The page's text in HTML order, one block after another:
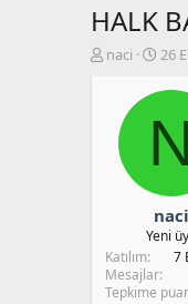
HALK
K
l
a
t
naci
B
ş
a
ı
ç
t
r
i
26
N
naci
Yeni
Katılım
7
Mesajlar
Tepkime